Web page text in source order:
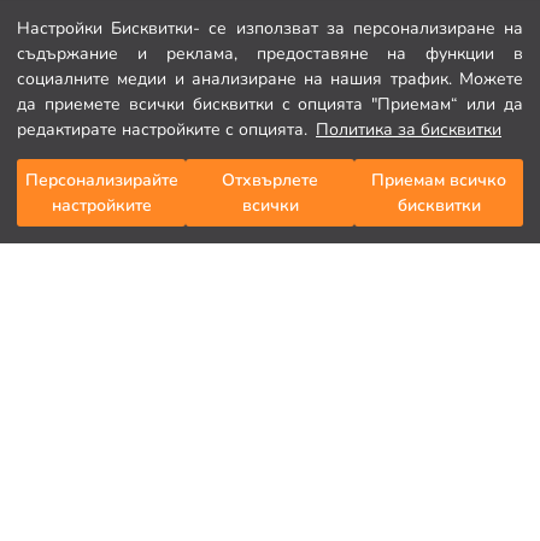
Настройки Бисквитки- се използват за персонализиране на
съдържание и реклама, предоставяне на функции в
социалните медии и анализиране на нашия трафик. Можете
да приемете всички бисквитки с опцията "Приемам“ или да
редактирате настройките с опцията. Политика за бисквитки
Персонализирайте
настройките
Отхвърлете
всички
Приемам всичко
бисквитки
Добави в кошницата
Пол:
Подходящ:
Дебелина:
082 299 644
ПОМОЩ
Връщане
Последвай ни